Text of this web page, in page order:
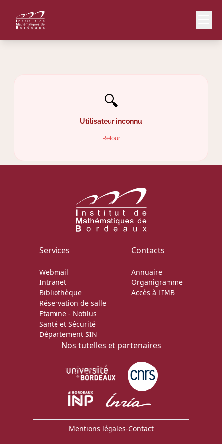
Le Laboratoire
Doctorant·e·s
🔍
Utilisateur inconnu
Retour
Services
Webmail
Intranet
Bibliothèque
Réservation de salle
Etamine - Notilus
Santé et Sécurité
Département SIN
Contacts
Annuaire
Organigramme
Accès à l'IMB
Nos tutelles et partenaires
Mentions légales-Contact